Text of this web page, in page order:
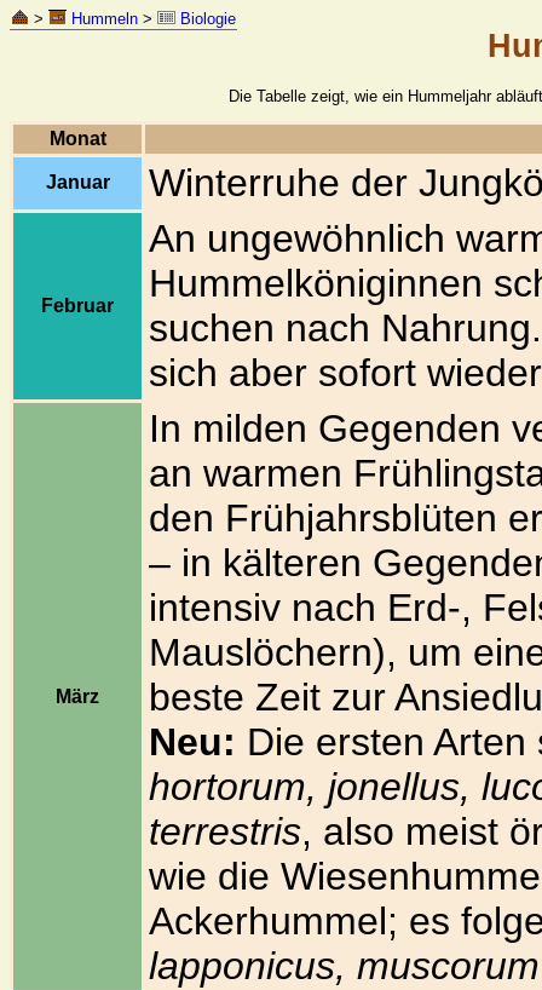
> Hummeln > Biologie
Die Tabelle zeigt, wie ein Hummeljahr
Monat
Januar Winterruhe der
Februar
An ungewöhnlich
Hummelköniginnen
suchen nach
sich aber sofort
März
In milden Gegenden
an warmen
den Frühjahrsblüten
– in kälteren
intensiv nach Erd-,
Mauslöchern), um
beste Zeit zur
Neu: Die ersten
hortorum, jonellus,
terrestris, also meist
wie die
Ackerhummel; es
lapponicus, muscorum